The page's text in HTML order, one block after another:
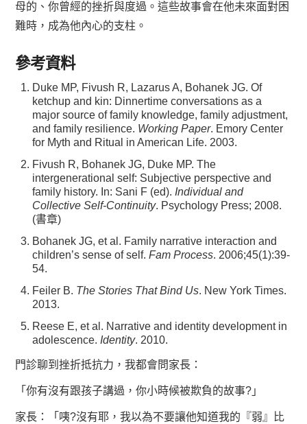
母的、你曾經的挫折與度過。這些故事會在他未來面對困
難時，成為他內心的支柱。
參考資料
Duke MP, Fivush R, Lazarus A, Bohanek JG. Of
ketchup and kin: Dinnertime conversations as a
major source of family knowledge, family adjustment,
and family resilience. Working Paper. Emory Center
for Myth and Ritual in American Life. 2003.
Fivush R, Bohanek JG, Duke MP. The
intergenerational self: Subjective perspective and
family history. In: Sani F (ed). Individual and
Collective Self-Continuity. Psychology Press; 2008.
(書章)
Bohanek JG, et al. Family narrative interaction and
children’s sense of self.Fam Process. 2006;45(1):39-
54.
Feiler B. The Stories That Bind Us. New York Times.
2013.
Reese E, et al. Narrative and identity development in
adolescence. Identity. 2010.
門診聊到挫折抵抗力，我都會問家長：
「你有沒有跟孩子講過，你小時候被欺負的故事?」
家長：「咦?沒有耶，我以為不要讓他知道我的『弱』比